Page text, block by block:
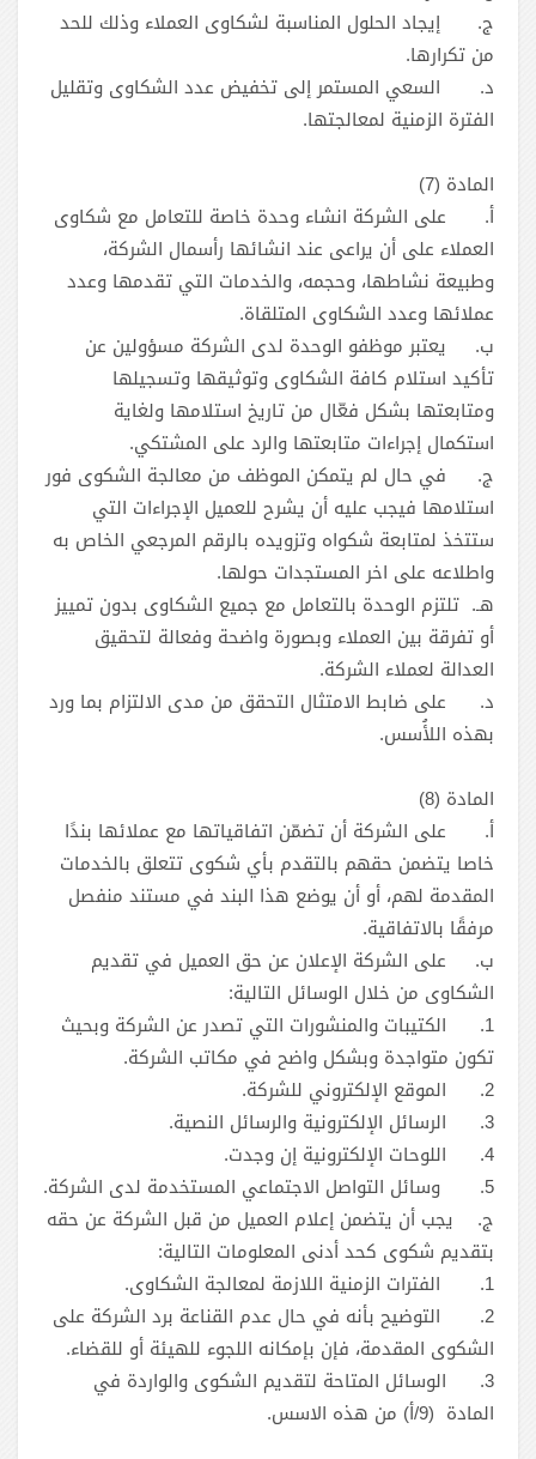
‌ج.
إيجاد الحلول المناسبة لشكاوى العملاء وذلك للحد
من تكرارها.
‌د.
السعي المستمر إلى تخفيض عدد الشكاوى وتقليل
الفترة الزمنية لمعالجتها.
المادة (7)
‌أ.
على الشركة انشاء وحدة خاصة للتعامل مع شكاوى
العملاء على أن يراعى عند انشائها رأسمال الشركة،
وطبيعة نشاطها، وحجمه، والخدمات التي تقدمها وعدد
عملائها وعدد الشكاوى المتلقاة.
‌ب.
يعتبر موظفو الوحدة لدى الشركة مسؤولين عن
تأكيد استلام كافة الشكاوى وتوثيقها وتسجيلها
ومتابعتها بشكل فعّال من تاريخ استلامها ولغاية
استكمال إجراءات متابعتها والرد على المشتكي.
‌ج.
في حال لم يتمكن الموظف من معالجة الشكوى فور
استلامها فيجب عليه أن يشرح للعميل الإجراءات التي
ستتخذ لمتابعة شكواه وتزويده بالرقم المرجعي الخاص به
واطلاعه على اخر المستجدات حولها.
هـ. تلتزم الوحدة بالتعامل مع جميع الشكاوى بدون تمييز
أو تفرقة بين العملاء وبصورة واضحة وفعالة لتحقيق
العدالة لعملاء الشركة.
‌د.
على ضابط الامتثال التحقق من مدى الالتزام بما ورد
بهذه اللأُسس.
المادة (8)
أ‌.
على الشركة أن تضمّن اتفاقياتها مع عملائها بندًا
خاصا يتضمن حقهم بالتقدم بأي شكوى تتعلق بالخدمات
المقدمة لهم، أو أن يوضع هذا البند في مستند منفصل
مرفقًا بالاتفاقية.
ب‌.
على الشركة الإعلان عن حق العميل في تقديم
الشكاوى من خلال الوسائل التالية:
1.
‎الكتيبات والمنشورات التي تصدر عن الشركة وبحيث
تكون متواجدة وبشكل واضح في مكاتب الشركة.
2.
الموقع الإلكتروني للشركة.
3.
الرسائل الإلكترونية والرسائل النصية.
4.
اللوحات الإلكترونية إن وجدت.
5.
‏وسائل التواصل الاجتماعي المستخدمة لدى الشركة.
‏‏ج. يجب أن يتضمن إعلام العميل من قبل الشركة عن حقه
بتقديم شكوى كحد أدنى المعلومات التالية:
1.
2.
التوضيح بأنه في حال عدم القناعة برد الشركة على
الشكوى المقدمة، فإن بإمكانه اللجوء للهيئة أو للقضاء.
3.
الوسائل المتاحة لتقديم الشكوى والواردة في
المادة ‎ (9/أ) من هذه الاسس.